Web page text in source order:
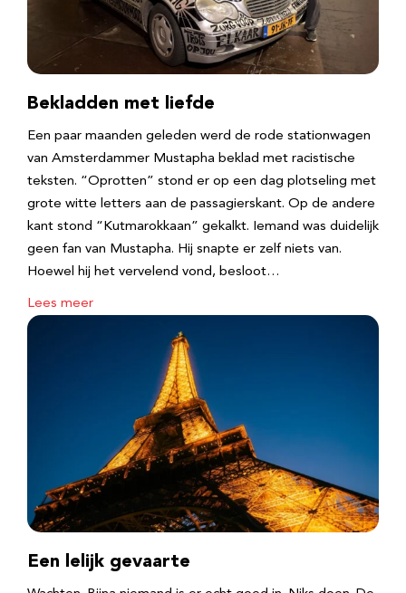
Bekladden met liefde
Een paar maanden geleden werd de rode stationwagen
van Amsterdammer Mustapha beklad met racistische
teksten. “Oprotten” stond er op een dag plotseling met
grote witte letters aan de passagierskant. Op de andere
kant stond “Kutmarokkaan” gekalkt. Iemand was duidelijk
geen fan van Mustapha. Hij snapte er zelf niets van.
Hoewel hij het vervelend vond, besloot…
Lees meer
Een lelijk gevaarte